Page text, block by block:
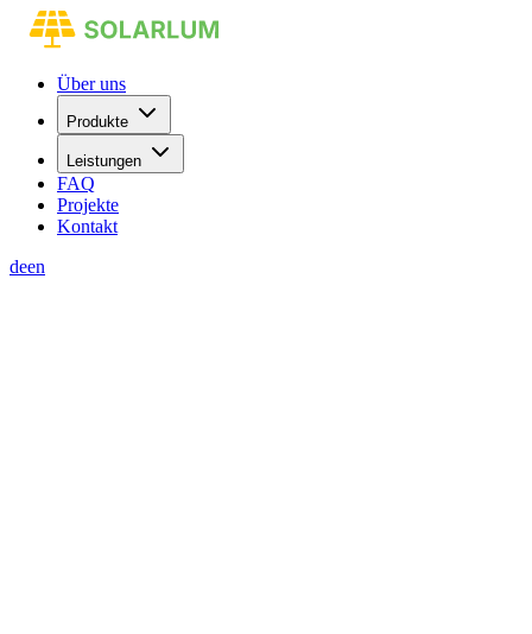
Über uns
Produkte
Leistungen
FAQ
Projekte
Kontakt
deen